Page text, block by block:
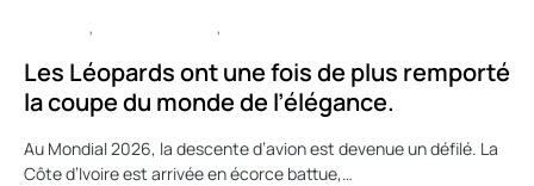
Les Léopards ont une fois de plus remporté
la coupe du monde de l’élégance.
Au Mondial 2026, la descente d’avion est devenue un défilé. La
Côte d’Ivoire est arrivée en écorce battue,…